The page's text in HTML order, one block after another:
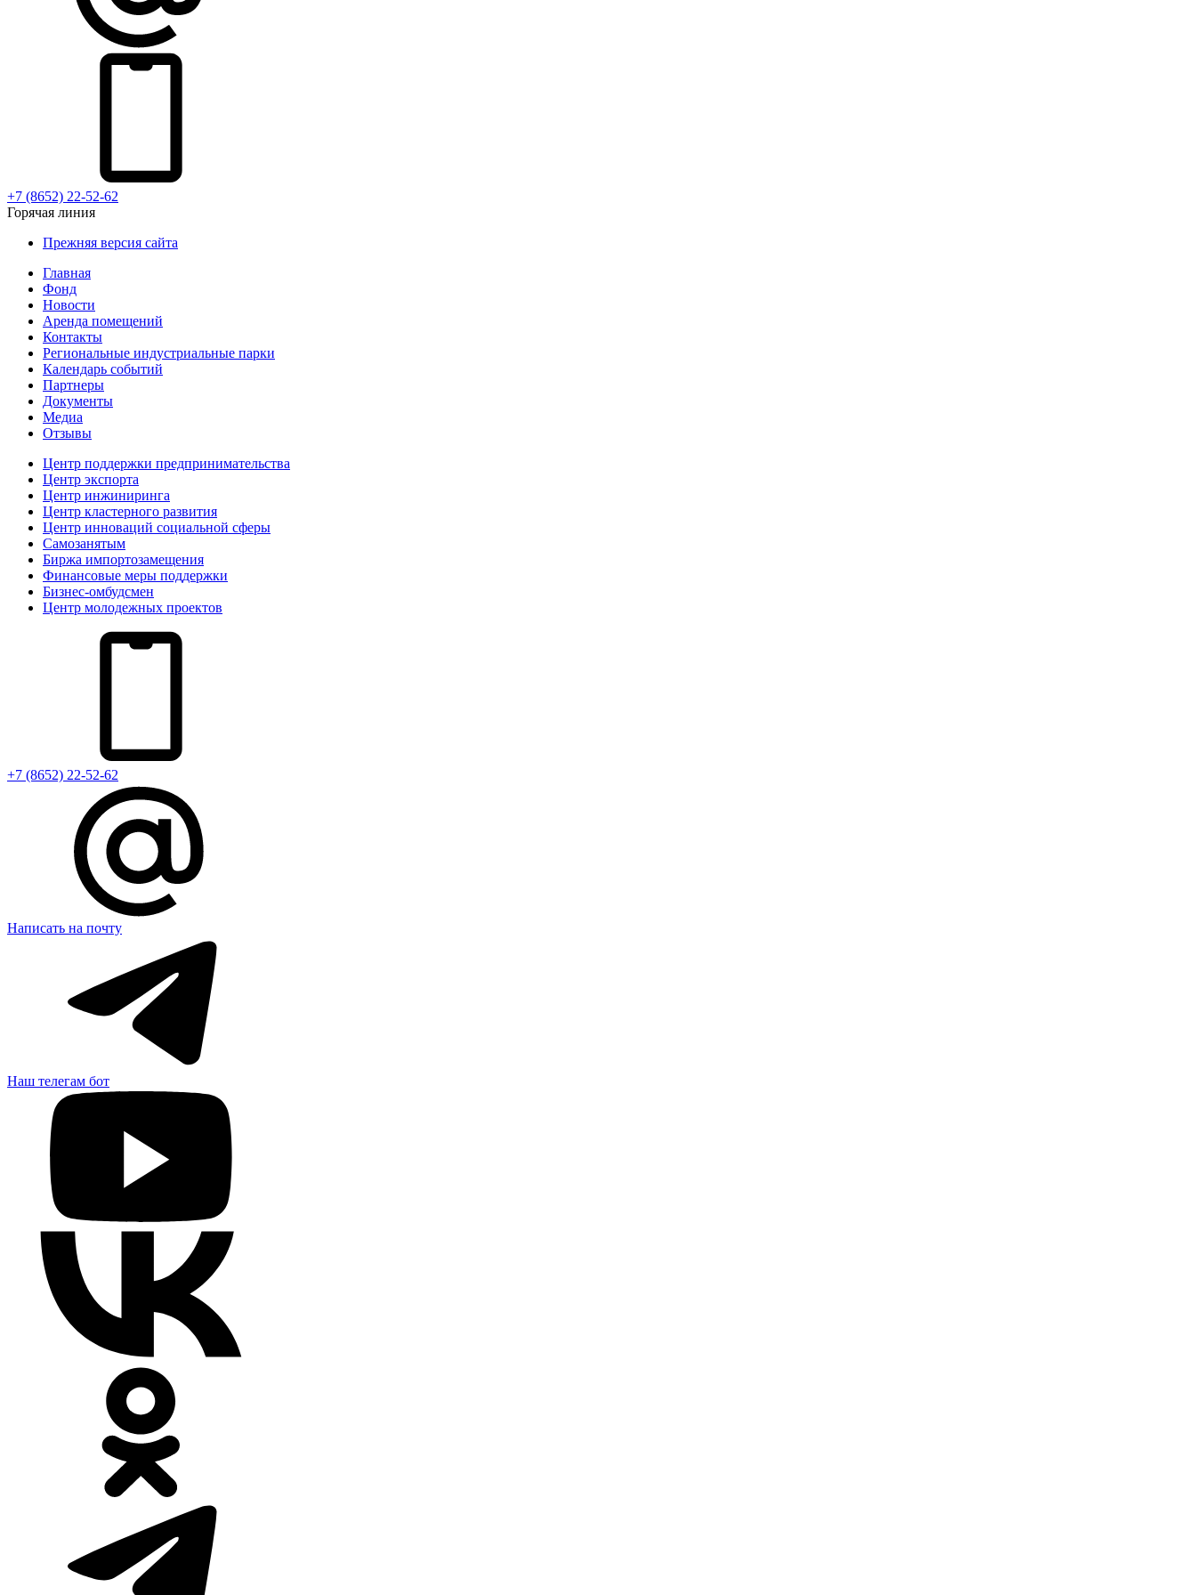
+7 (8652) 22-52-62
Горячая линия
Прежняя версия сайта
Главная
Фонд
Новости
Аренда помещений
Контакты
Региональные индустриальные парки
Календарь событий
Партнеры
Документы
Медиа
Отзывы
Центр поддержки предпринимательства
Центр экспорта
Центр инжиниринга
Центр кластерного развития
Центр инноваций социальной сферы
Cамозанятым
Биржа импортозамещения
Финансовые меры поддержки
Бизнес-омбудсмен
Центр молодежных проектов
+7 (8652) 22-52-62
Написать на почту
Наш телегам бот